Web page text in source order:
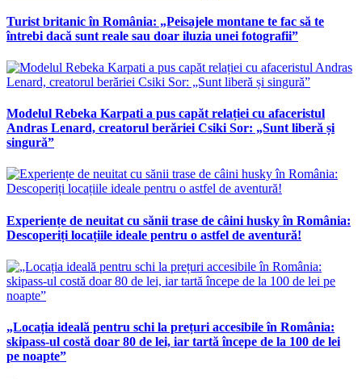
Turist britanic în România: „Peisajele montane te fac să te
întrebi dacă sunt reale sau doar iluzia unei fotografii”
Modelul Rebeka Karpati a pus capăt relației cu afaceristul
Andras Lenard, creatorul berăriei Csiki Sor: „Sunt liberă și
singură”
Experiențe de neuitat cu sănii trase de câini husky în România:
Descoperiți locațiile ideale pentru o astfel de aventură!
„Locația ideală pentru schi la prețuri accesibile în România:
skipass-ul costă doar 80 de lei, iar tartă începe de la 100 de lei
pe noapte”